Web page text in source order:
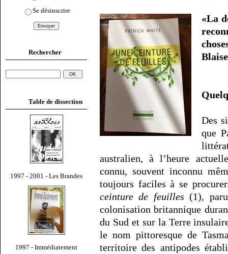
Se désinscrire
Rechercher
Table de dissection
1997 - 2001 - Les Brandes
1997 - Immédiatement
«La
Des
que
australien, à l’heure
connu, souvent inconnu
toujours faciles à se
ceinture de feuilles (1),
colonisation britannique
du Sud et sur la Terre
le nom pittoresque de
territoire des antipodes